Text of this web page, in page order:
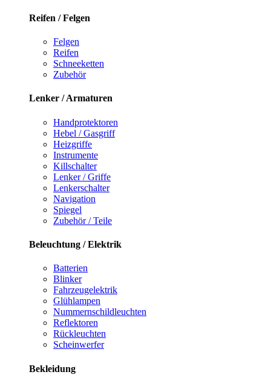
Reifen / Felgen
Felgen
Reifen
Schneeketten
Zubehör
Lenker / Armaturen
Handprotektoren
Hebel / Gasgriff
Heizgriffe
Instrumente
Killschalter
Lenker / Griffe
Lenkerschalter
Navigation
Spiegel
Zubehör / Teile
Beleuchtung / Elektrik
Batterien
Blinker
Fahrzeugelektrik
Glühlampen
Nummernschildleuchten
Reflektoren
Rückleuchten
Scheinwerfer
Bekleidung